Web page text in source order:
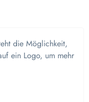
die Möglichkeit,
ein Logo, um mehr